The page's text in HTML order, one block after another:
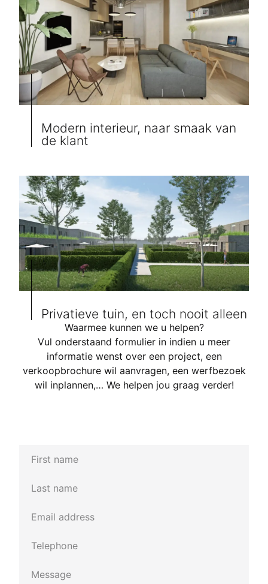
Modern interieur, naar smaak van
de klant
Privatieve tuin, en toch nooit alleen
Waarmee kunnen we u helpen?
Vul onderstaand formulier in indien u meer
informatie wenst over een project, een
verkoopbrochure wil aanvragen, een werfbezoek
wil inplannen,… We helpen jou graag verder!